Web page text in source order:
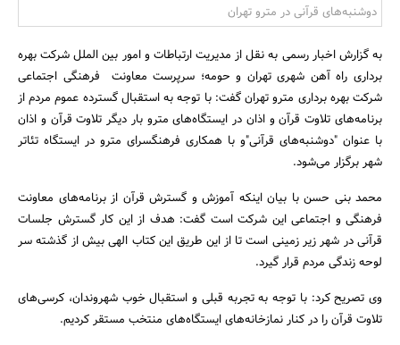
دوشنبه‌های قرآنی در مترو تهران
به گزارش اخبار رسمی به نقل از مدیریت ارتباطات و امور بین الملل شرکت بهره
برداری راه آهن شهری تهران و حومه؛ سرپرست معاونت فرهنگی اجتماعی
شرکت بهره برداری مترو تهران گفت: با توجه به استقبال گسترده عموم مردم از
برنامه‌های تلاوت قرآن و اذان در ایستگاه‌های مترو بار دیگر تلاوت قرآن و اذان
با عنوان "دوشنبه‌های قرآنی"و با همکاری فرهنگسرای مترو در ایستگاه تئاتر
شهر برگزار می‌شود.
محمد بنی حسن با بیان اینکه آموزش و گسترش قرآن از برنامه‌های معاونت
فرهنگی و اجتماعی این شرکت است گفت: هدف از این کار گسترش جلسات
قرآنی در شهر زیر زمینی است تا از این طریق این کتاب الهی بیش از گذشته سر
لوحه زندگی مردم قرار گیرد.
وی تصریح کرد: با توجه به تجربه قبلی و استقبال خوب شهروندان، کرسی‌های
تلاوت قرآن را در کنار نمازخانه‌های ایستگاه‌های منتخب مستقر کردیم.